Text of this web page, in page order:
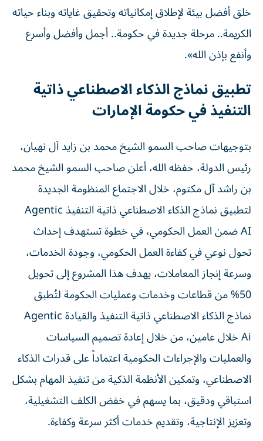
خلق أفضل بيئة لإطلاق إمكانياته وتحقيق غاياته وبناء حياته
الكريمة.. مرحلة جديدة في حكومة.. أجمل وأفضل وأسرع
وأنفع بإذن الله».
تطبيق نماذج الذكاء الاصطناعي ذاتية
التنفيذ في حكومة الإمارات
بتوجيهات صاحب السمو الشيخ محمد بن زايد آل نهيان،
رئيس الدولة، حفظه الله، أعلن صاحب السمو الشيخ محمد
بن راشد آل مكتوم، خلال الاجتماع المنظومة الجديدة
لتطبيق نماذج الذكاء الاصطناعي ذاتية التنفيذ Agentic
AI ضمن العمل الحكومي، في خطوة تستهدف إحداث
تحول نوعي في كفاءة العمل الحكومي، وجودة الخدمات،
وسرعة إنجاز المعاملات، يهدف هذا المشروع إلى تحويل
50% من قطاعات وخدمات وعمليات الحكومة لتُطبق
نماذج الذكاء الاصطناعي ذاتية التنفيذ والقيادة Agentic
Ai خلال عامين، من خلال إعادة تصميم السياسات
والعمليات والإجراءات الحكومية اعتماداً على قدرات الذكاء
الاصطناعي، وتمكين الأنظمة الذكية من تنفيذ المهام بشكل
استباقي ودقيق، بما يسهم في خفض الكلف التشغيلية،
وتعزيز الإنتاجية، وتقديم خدمات أكثر سرعة وكفاءة.